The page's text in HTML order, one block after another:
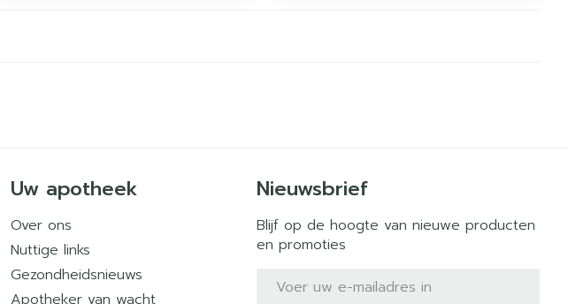
Uw apotheek
Over ons
Nuttige links
Gezondheidsnieuws
Apotheker van wacht
Nieuwsbrief
Blijf op de hoogte van nieuwe producten
en promoties